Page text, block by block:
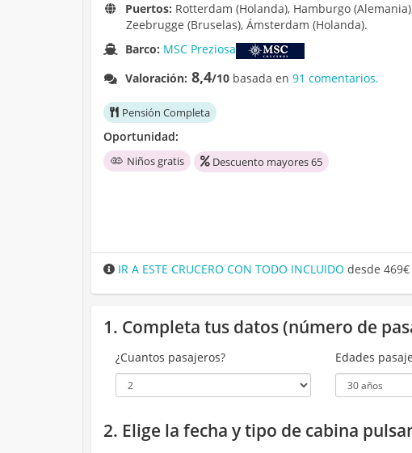
Puertos: Rotterdam (Holanda), Hamburgo
Zeebrugge (Bruselas), Ámsterdam (Holanda).
Barco: MSC Preziosa
Valoración: 8,4/10 basada en91 comentarios.
Pensión Completa
Oportunidad:
Niños gratis Descuento mayores 65
IR A ESTE CRUCERO CON TODO INCLUIDO desde 469€
1. Completa tus datos (número de
¿Cuantos pasajeros? Edades
2. Elige la fecha y tipo de cabina